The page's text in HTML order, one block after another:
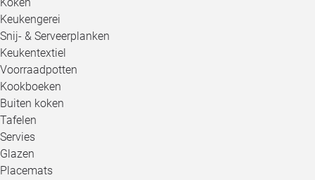
Keukengerei
Snij- & Serveerplanken
Keukentextiel
Voorraadpotten
Kookboeken
Buiten koken
Tafelen
Servies
Glazen
Placemats